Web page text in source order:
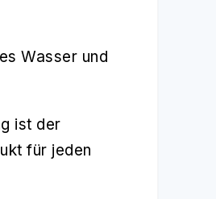
Wasser und
ist der
für jeden